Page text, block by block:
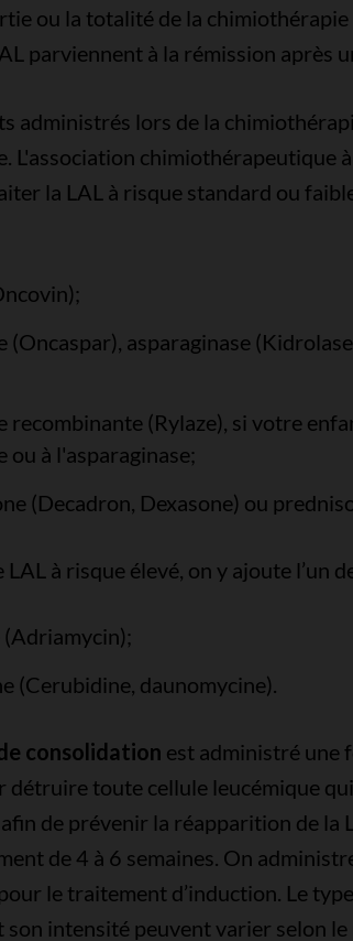
ou la totalité de la
parviennent à la rémission après
administrés lors de la
L'association chimiothérapeutique
la LAL à risque standard ou
(Oncaspar), asparaginase
recombinante (Rylaze), si votre
ou à l'asparaginase;
(Decadron, Dexasone) ou
à risque élevé, on y ajoute l’un
(Cerubidine, daunomycine).
consolidation est administré une
détruire toute cellule leucémique
de prévenir la réapparition de
de 4 à 6 semaines. On
le traitement d’induction. Le
intensité peuvent varier selon